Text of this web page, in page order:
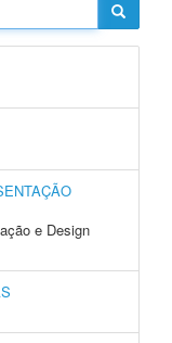
e Design